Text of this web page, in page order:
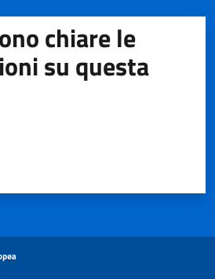
chiare le
su questa
pagina